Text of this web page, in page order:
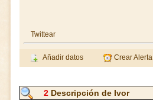
Twittear
Añadir datos Crear Alerta
2 Descripción de Ivor